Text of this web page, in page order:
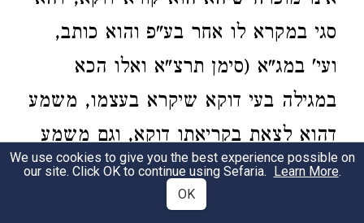
סגי במקרא לו אחר בע"פ והוא כותב,
ועי' במג"א (סימן תרצ"א ואלו הכא
במגילה בעי דוקא שיקרא בעצמו, משמע
דהוא לצאת בקריאתו דוקא, וגם משמע
דצריך לכוון לצאת בקריאתו ולא
בכתיבתו, וכמ"ש רש"י וז"ל קמסדר
We use cookies to give you the best experience possible on
our site. Click OK to continue using Sefaria. Learn More.
OK